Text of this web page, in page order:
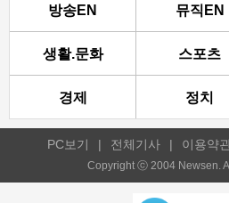
방송EN 뮤직EN
생활.문화 스포츠
경제 정치
PC보기 | 전체기사 | 이용약
Copyright ⓒ 2004 Newsen.